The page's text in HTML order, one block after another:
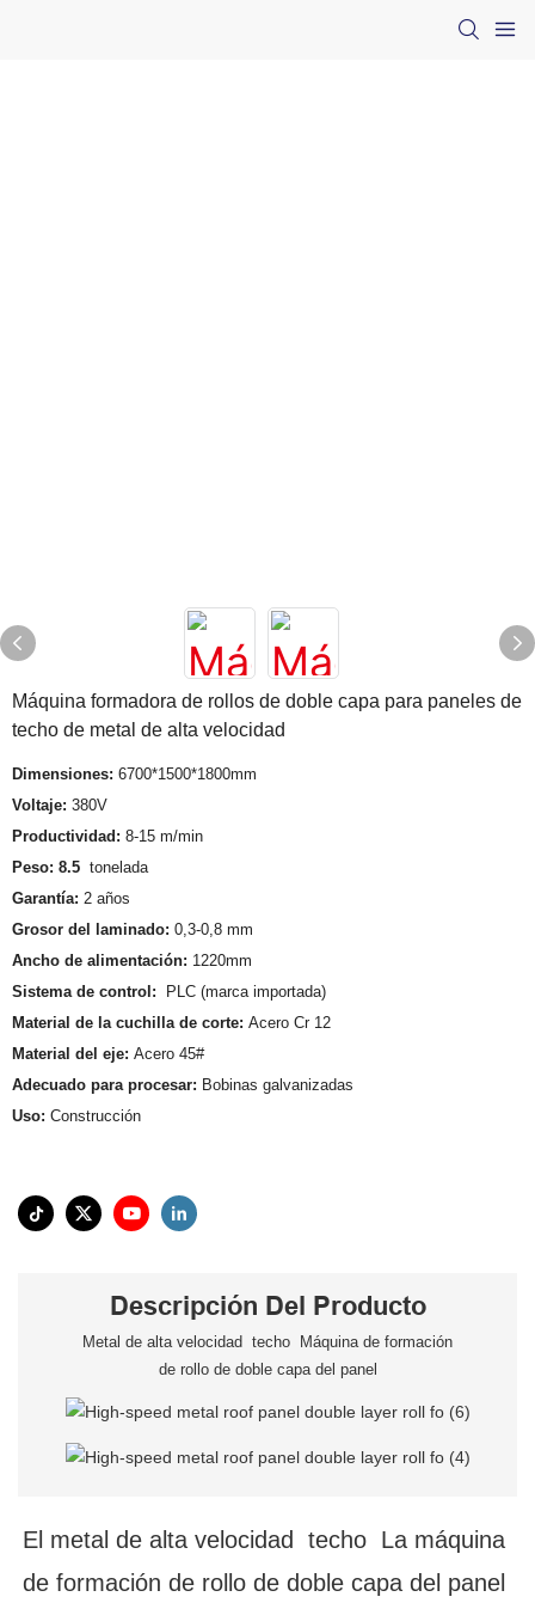
Máquina formadora de rollos de doble capa para paneles de
techo de metal de alta velocidad
Dimensiones: 6700*1500*1800mm
Voltaje: 380V
Productividad: 8-15 m/min
Peso: 8.5 tonelada
Garantía: 2 años
Grosor del laminado: 0,3-0,8 mm
Ancho de alimentación: 1220mm
Sistema de control:
PLC (marca importada)
Material de la cuchilla de corte: Acero Cr 12
Material del eje: Acero 45#
Adecuado para procesar: Bobinas galvanizadas
Uso: Construcción
Descripción Del Producto
Metal de alta velocidad techo Máquina de formación
de rollo de doble capa del panel
El metal de alta velocidad techo La máquina
de formación de rollo de doble capa del panel